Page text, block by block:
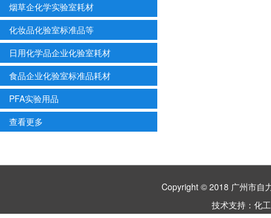
烟草企化学实验室耗材
化妆品化验室标准品等
日用化学品企业化验室耗材
食品企业化验室标准品耗材
PFA实验用品
查看更多
Copyright © 2018 广州市
技术支持： 化